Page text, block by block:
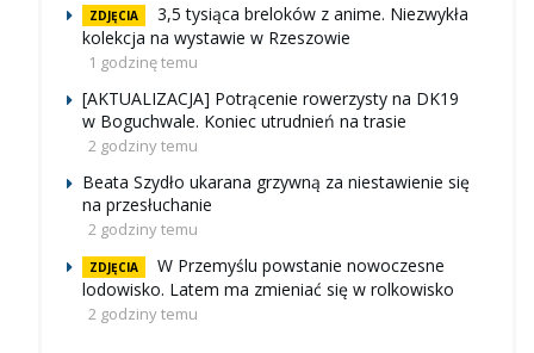
ZDJĘCIA
3,5 tysiąca breloków z anime. Niezwykła
kolekcja na wystawie w Rzeszowie
1 godzinę temu
[AKTUALIZACJA] Potrącenie rowerzysty na DK19
w Boguchwale. Koniec utrudnień na trasie
2 godziny temu
Beata Szydło ukarana grzywną za niestawienie się
na przesłuchanie
2 godziny temu
ZDJĘCIA
W Przemyślu powstanie nowoczesne
lodowisko. Latem ma zmieniać się w rolkowisko
2 godziny temu